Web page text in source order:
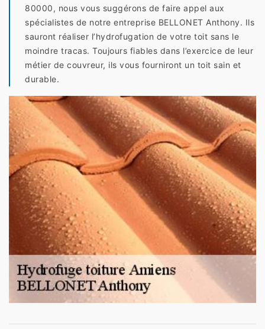
80000, nous vous suggérons de faire appel aux
spécialistes de notre entreprise BELLONET Anthony. Ils
sauront réaliser l’hydrofugation de votre toit sans le
moindre tracas. Toujours fiables dans l’exercice de leur
métier de couvreur, ils vous fourniront un toit sain et
durable.